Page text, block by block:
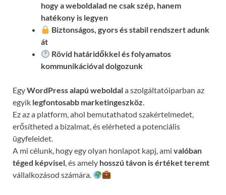
hogy a weboldalad ne csak szép, hanem
hatékony is legyen
Biztonságos, gyors és stabil rendszert adunk
át
Rövid határidőkkel és folyamatos
kommunikációvaldolgozunk
EgyWordPress alapú weboldala szolgáltatóiparban az
egyik legfontosabb marketingeszköz.
Ez az a platform, ahol bemutathatod szakértelmedet,
erősítheted a bizalmat, és elérheted a potenciális
ügyfeleidet.
A mi célunk, hogy egy olyan honlapot kapj, ami valóban
téged képvisel, és amely hosszú távon is értéket teremt
vállalkozásod számára.